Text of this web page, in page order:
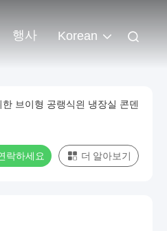
행사 Korean
한 브이형 공랭식읜 냉장실 콘덴
락하세요 더 알아보기